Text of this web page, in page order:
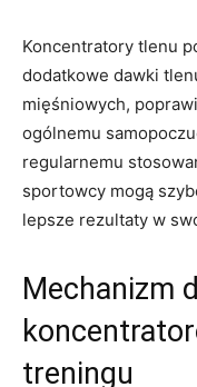
Koncentratory tlenu⁣
dodatkowe dawki
mięśniowych,
ogólnemu
regularnemu
sportowcy mogą
lepsze rezultaty w
Mechanizm
treningu